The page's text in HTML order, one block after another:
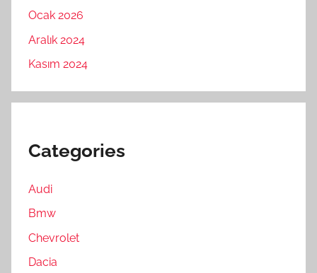
Ocak 2026
Aralık 2024
Kasım 2024
Categories
Audi
Bmw
Chevrolet
Dacia